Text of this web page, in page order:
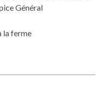
Général
la ferme